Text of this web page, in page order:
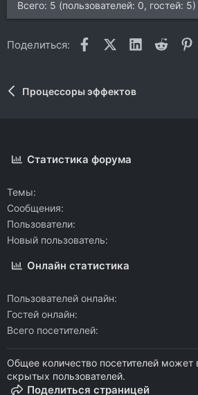
Всего: 5 (пользователей: 0, гостей: 5)
Поделиться: FacebookX (Twitter)
LinkedIn
Reddit
Процессоры эффектов
Статистика форума
Темы
Сообщения
Пользователи
Новый пользователь
Онлайн статистика
Пользователей онлайн
Гостей онлайн
Всего посетителей
Общее количество посетителей может
скрытых пользователей.
Поделиться страницей